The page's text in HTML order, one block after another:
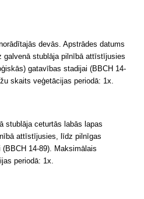
devās. Apstrādes datums
galvenā stublāja pilnībā attīstījusies
gatavības stadijai (BBCH 14-
skaits veģetācijas periodā: 1x.
stublāja ceturtās labās lapas
attīstījusies, līdz pilnīgas
14-89). Maksimālais
periodā: 1x.